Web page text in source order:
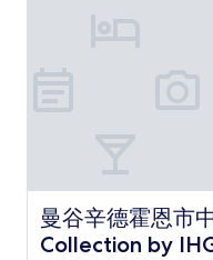
曼谷辛德霍恩市
Collection by
曼谷辛德霍恩市中心